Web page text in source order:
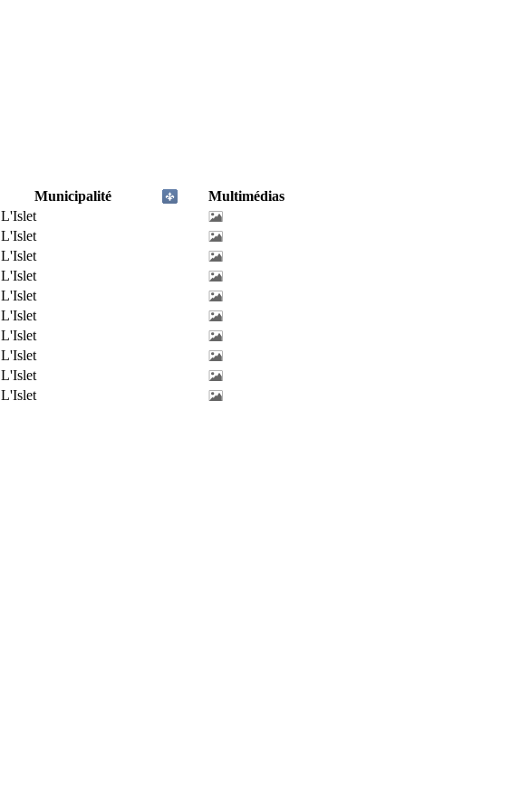
Municipalité
Multimédias
L'Islet
L'Islet
L'Islet
L'Islet
L'Islet
L'Islet
L'Islet
L'Islet
L'Islet
L'Islet